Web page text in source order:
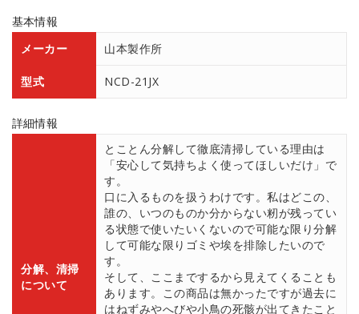
基本情報
メーカー
山本製作所
型式 NCD-21JX
詳細情報
分解、清掃
について
とことん分解して徹底清掃している理由は
「安心して気持ちよく使ってほしいだけ」で
す。
口に入るものを扱うわけです。私はどこの、
誰の、いつのものか分からない籾が残ってい
る状態で使いたいくないので可能な限り分解
して可能な限りゴミや埃を排除したいので
す。
そして、ここまでするから見えてくることも
あります。この商品は無かったですが過去に
はねずみやへびや小鳥の死骸が出てきたこと